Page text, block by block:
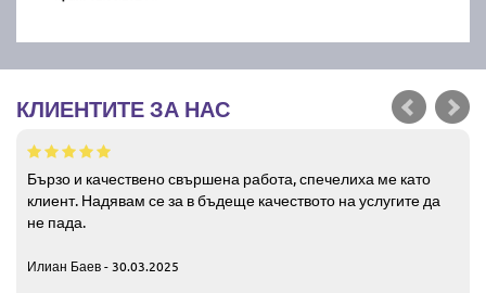
КЛИЕНТИТЕ ЗА НАС
Бързо и качествено свършена работа, спечелиха ме като
клиент. Надявам се за в бъдеще качеството на услугите да
не пада.
Илиан Баев - 30.03.2025